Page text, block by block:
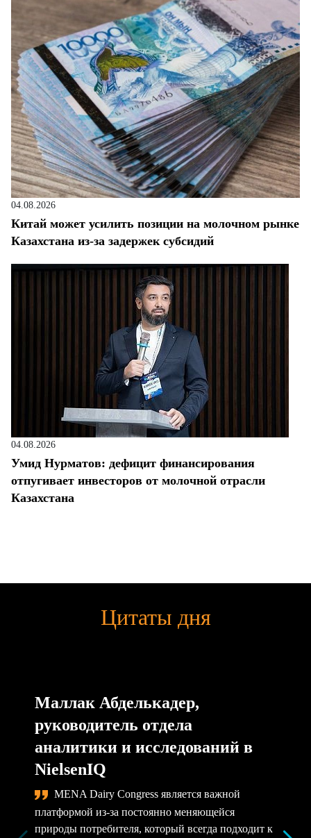
04.08.2026
Китай может усилить позиции на молочном рынке
Казахстана из-за задержек субсидий
04.08.2026
Умид Нурматов: дефицит финансирования
отпугивает инвесторов от молочной отрасли
Казахстана
Цитаты дня
Маллак Абделькадер,
руководитель отдела
аналитики и исследований в
NielsenIQ
MENA Dairy Congress является важной
платформой из-за постоянно меняющейся
природы потребителя, который всегда подходит к